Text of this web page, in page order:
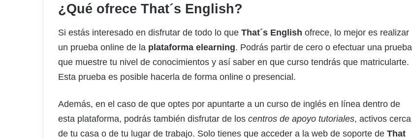
¿Qué ofrece That´s English?
Si estás interesado en disfrutar de todo lo que That´s English ofrece, lo mejor es realizar
un prueba online de la plataforma elearning. Podrás partir de cero o efectuar una prueba
que muestre tu nivel de conocimientos y así saber en que curso tendrás que matricularte.
Esta prueba es posible hacerla de forma online o presencial.
Además, en el caso de que optes por apuntarte a un curso de inglés en línea dentro de
esta plataforma, podrás también disfrutar de los centros de apoyo tutoriales, activos cerca
de tu casa o de tu lugar de trabajo. Solo tienes que acceder a la web de soporte de That